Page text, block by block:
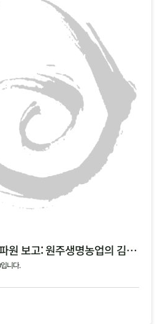
[두레생협 농산팀 특파원 보고: 원주생명농업의 김장 통배추]
니다.
, 원주생명농업(강원도 정선)을 직접 다녀온 특파원
해드립니다!